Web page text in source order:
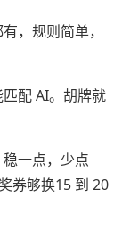
，规则简单，
配 AI。胡牌就
一点，少点
券够换15 到 20